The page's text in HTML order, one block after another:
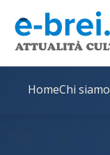
HomeChi siamo